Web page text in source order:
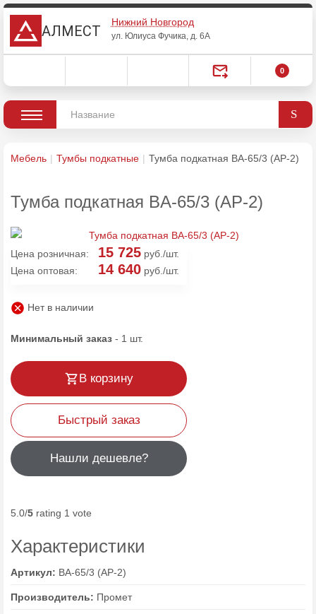
АЛМЕСТ
Нижний Новгород
ул. Юлиуса Фучика, д. 6А
0
Мебель Тумбы подкатные Тумба подкатная BA-65/3 (AP-2)
Тумба подкатная BA-65/3 (AP-2)
Цена розничная: 15 725 руб./шт.
Цена оптовая:
14 640 руб./шт.
Нет в наличии
Минимальный заказ - 1 шт.
В корзину
Быстрый заказ
Нашли дешевле?
5.0/5 rating 1 vote
Характеристики
Артикул: BA-65/3 (AP-2)
Производитель: Промет